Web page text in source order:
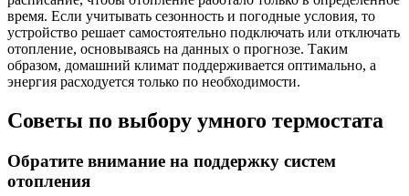
время. Если учитывать сезонность и погодные условия, то
устройство решает самостоятельно подключать или отключать
отопление, основываясь на данных о прогнозе. Таким
образом, домашний климат поддерживается оптимально, а
энергия расходуется только по необходимости.
Советы по выбору умного термостата
Обратите внимание на поддержку систем
отопления